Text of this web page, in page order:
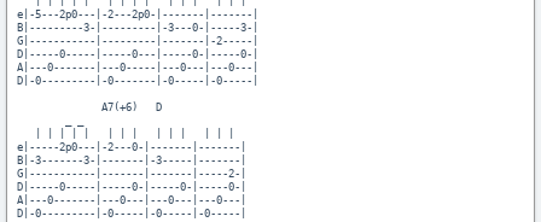
e|-5---2p0---|-2---2p0-|-------|-------|
B|---------3-|---------|-3---0-|-----3-|
G|-----------|---------|-------|-2-----|
D|-----0-----|-----0---|-----0-|-----0-|
A|---0-------|---0-----|---0---|---0---|
D|-0---------|-0-------|-0-----|-0-----|
              A7(+6)   D
e|-----2p0---|-2---0-|-------|-------|
B|-3-------3-|-------|-3-----|-------|
G|-----------|-------|-------|-----2-|
D|-----0-----|-----0-|-----0-|-----0-|
A|---0-------|---0---|---0---|---0---|
D|-0---------|-0-----|-0-----|-0-----|